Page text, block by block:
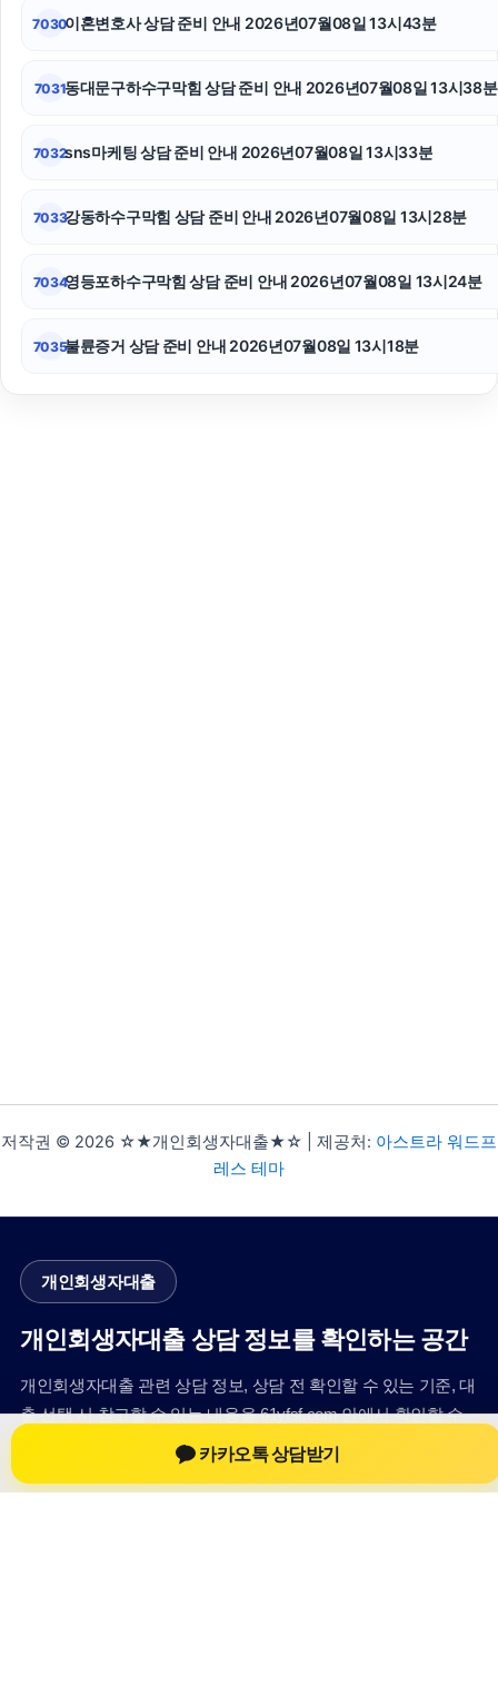
7030이혼변호사 상담 준비 안내 2026년07월08일 13시43분
7031동대문구하수구막힘 상담 준비 안내 2026년07월08일 13시38분
7032sns마케팅 상담 준비 안내 2026년07월08일 13시33분
7033강동하수구막힘 상담 준비 안내 2026년07월08일 13시28분
7034영등포하수구막힘 상담 준비 안내 2026년07월08일 13시24분
7035불륜증거 상담 준비 안내 2026년07월08일 13시18분
저작권 © 2026 ☆★개인회생자대출★☆ | 제공처: 아스트라 워드프
레스 테마
개인회생자대출
개인회생자대출 상담 정보를 확인하는 공간
개인회생자대출 관련 상담 정보, 상담 전 확인할 수 있는 기준, 대
출 선택 시 참고할 수 있는 내용을 61yfsf.com 안에서 확인할 수
있도록 구성했습니다. 본 사이트의 내용은 일반 정보 제공을 위
카카오톡 상담받기